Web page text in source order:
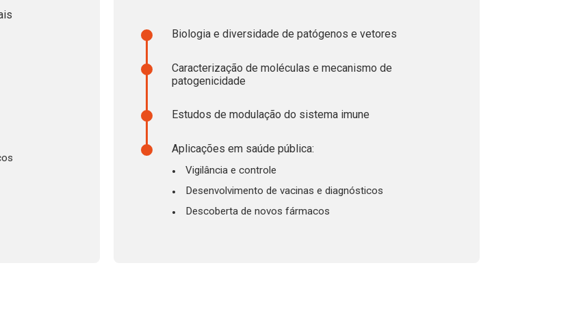
Biologia e diversidade de patógenos e vetores
Caracterização de moléculas e mecanismo de
patogenicidade
Estudos de modulação do sistema imune
Aplicações em saúde pública:
Vigilância e controle
Desenvolvimento de vacinas e diagnósticos
Descoberta de novos fármacos